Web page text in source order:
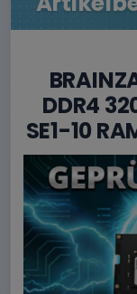
DDR4
SE1-10